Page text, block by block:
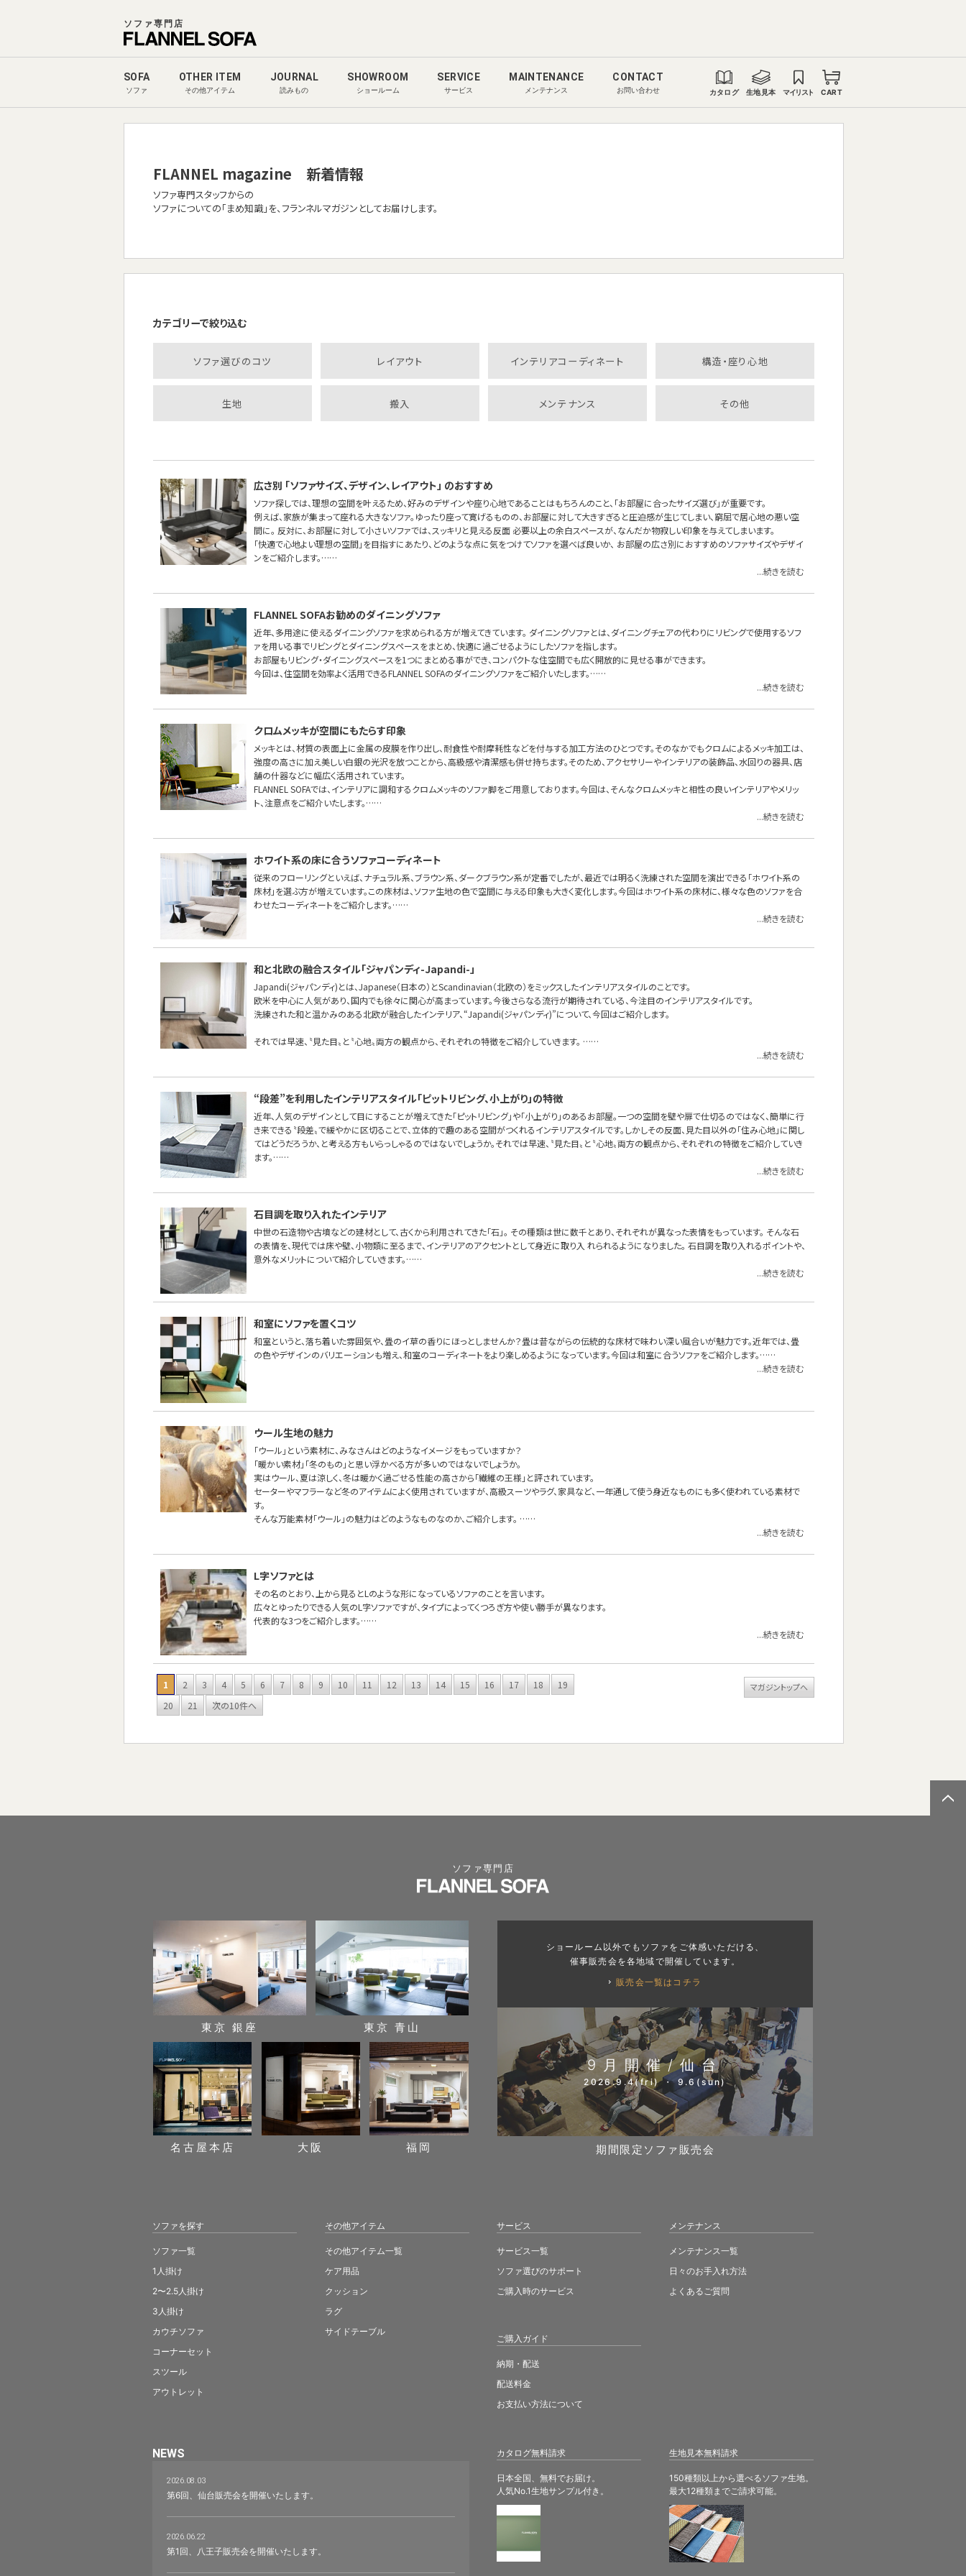
ソファ専門店
SOFA
ソファ
OTHER ITEM
その他アイテム
JOURNAL
読みもの
SHOWROOM
ショールーム
SERVICE
サービス
MAINTENANCE
メンテナンス
CONTACT
お問い合わせ カタログ 生地見本 マイリスト CART
FLANNEL magazine 新着情報
ソファ専門スタッフからの
ソファについての「まめ知識」を、フランネルマガジンとしてお届けします。
カテゴリーで絞り込む
ソファ選びのコツ レイアウト インテリアコーディネート 構造・座り心地
生地 搬入 メンテナンス その他
広さ別 「ソファサイズ、デザイン、レイアウト」 のおすすめ
ソファ探しでは、理想の空間を叶えるため、好みのデザインや座り心地であることはもちろんのこと、「お部屋に合ったサイズ選び」が重要です。
例えば、家族が集まって座れる大きなソファ。ゆったり座って寛げるものの、お部屋に対して大きすぎると圧迫感が生じてしまい、窮屈で居心地の悪い空
間に。 反対に、お部屋に対して小さいソファでは、スッキリと見える反面 必要以上の余白スペースが、なんだか物寂しい印象を与えてしまいます。
「快適で心地よい理想の空間」を目指すにあたり、どのような点に気をつけてソファを選べば良いか、 お部屋の広さ別におすすめのソファサイズやデザイ
ンをご紹介します。……
...続きを読む
FLANNEL SOFAお勧めのダイニングソファ
近年、多用途に使えるダイニングソファを求められる方が増えてきています。 ダイニングソファとは、ダイニングチェアの代わりにリビングで使用するソフ
ァを用いる事でリビングとダイニングスペースをまとめ、快適に過ごせるようにしたソファを指します。
お部屋もリビング・ダイニングスペースを1つにまとめる事ができ、コンパクトな住空間でも広く開放的に見せる事ができます。
今回は、住空間を効率よく活用できるFLANNEL SOFAのダイニングソファをご紹介いたします。……
...続きを読む
クロムメッキが空間にもたらす印象
メッキとは、材質の表面上に金属の皮膜を作り出し、耐食性や耐摩耗性などを付与する加工方法のひとつです。そのなかでもクロムによるメッキ加工は、
強度の高さに加え美しい白銀の光沢を放つことから、高級感や清潔感も併せ持ちます。そのため、アクセサリーやインテリアの装飾品、水回りの器具、店
舗の什器などに幅広く活用されています。
FLANNEL SOFAでは、インテリアに調和するクロムメッキのソファ脚をご用意しております。今回は、そんなクロムメッキと相性の良いインテリアやメリッ
ト、注意点をご紹介いたします。……
...続きを読む
ホワイト系の床に合うソファコーディネート
従来のフローリングといえば、ナチュラル系、ブラウン系、ダークブラウン系が定番でしたが、最近では明るく洗練された空間を演出できる「ホワイト系の
床材」を選ぶ方が増えています。この床材は、ソファ生地の色で空間に与える印象も大きく変化します。今回はホワイト系の床材に、様々な色のソファを合
わせたコーディネートをご紹介します。……
...続きを読む
和と北欧の融合スタイル「ジャパンディ-Japandi-」
Japandi(ジャパンディ)とは、Japanese（日本の）とScandinavian（北欧の）をミックスしたインテリアスタイルのことです。
欧米を中心に人気があり、国内でも徐々に関心が高まっています。今後さらなる流行が期待されている、今注目のインテリアスタイルです。
洗練された和と温かみのある北欧が融合したインテリア、“Japandi(ジャパンディ)”について、今回はご紹介します。
それでは早速、〝見た目〟と〝心地〟両方の観点から、それぞれの特徴をご紹介していきます。 ……
...続きを読む
“段差”を利用したインテリアスタイル「ピットリビング、小上がり」の特徴
近年、人気のデザインとして目にすることが増えてきた「ピットリビング」や「小上がり」のあるお部屋。一つの空間を壁や扉で仕切るのではなく、簡単に行
き来できる〝段差〟で緩やかに区切ることで、立体的で趣のある空間がつくれるインテリアスタイルです。しかしその反面、見た目以外の「住み心地」に関し
てはどうだろうか、と考える方もいらっしゃるのではないでしょうか。それでは早速、〝見た目〟と〝心地〟両方の観点から、それぞれの特徴をご紹介していき
ます。……
...続きを読む
石目調を取り入れたインテリア
中世の石造物や古墳などの建材として、古くから利用されてきた「石」。 その種類は世に数千とあり、それぞれが異なった表情をもっています。 そんな石
の表情を、現代では床や壁、小物類に至るまで、インテリアのアクセントとして身近に取り入 れられるようになりました。 石目調を取り入れるポイントや、
意外なメリットについて紹介していきます。……
...続きを読む
和室にソファを置くコツ
和室というと、落ち着いた雰囲気や、畳のイ草の香りにほっとしませんか？畳は昔ながらの伝統的な床材で味わい深い風合いが魅力です。近年では、畳
の色やデザインのバリエーションも増え、和室のコーディネートをより楽しめるようになっています。今回は和室に合うソファをご紹介します。……
...続きを読む
ウール生地の魅力
「ウール」という素材に、みなさんはどのようなイメージをもっていますか？
「暖かい素材」「冬のもの」と思い浮かべる方が多いのではないでしょうか。
実はウール、夏は涼しく、冬は暖かく過ごせる性能の高さから「繊維の王様」と評されています。
セーターやマフラーなど冬のアイテムによく使用されていますが、高級スーツやラグ、家具など、一年通して使う身近なものにも多く使われている素材で
す。
そんな万能素材「ウール」の魅力はどのようなものなのか、ご紹介します。 ……
...続きを読む
L字ソファとは
その名のとおり、上から見るとLのような形になっているソファのことを言います。
広々とゆったりできる人気のL字ソファですが、タイプによってくつろぎ方や使い勝手が異なります。
代表的な3つをご紹介します。……
...続きを読む
1 2 3 4 5 6 7 8 9 10 11 12 13 14 15 16 17 18
19
20
21 次の10件へ
マガジントップへ
ソファ専門店
カタログ無料請求
日本全国、無料でお届け。
人気No.1生地サンプル付き。
生地見本無料請求
150種類以上から選べるソファ生地。
最大12種類までご請求可能。
東京 銀座 東京 青山
名古屋本店 大阪 福岡
ショールーム以外でもソファをご体感いただける、
催事販売会を各地域で開催しています。
販売会一覧はコチラ
9月開催/仙台
2026.9.4(fri) ・ 9.6(sun)
期間限定ソファ販売会
ソファを探す
ソファ一覧
1人掛け
2〜2.5人掛け
3人掛け
カウチソファ
コーナーセット
スツール
アウトレット
その他アイテム
その他アイテム一覧
ケア用品
クッション
ラグ
サイドテーブル
サービス
サービス一覧
ソファ選びのサポート
ご購入時のサービス
ご購入ガイド
納期・配送
配送料金
お支払い方法について
メンテナンス
メンテナンス一覧
日々のお手入れ方法
よくあるご質問
NEWS
2026.08.03
第6回、仙台販売会を開催いたします。
2026.06.22
第1回、八王子販売会を開催いたします。